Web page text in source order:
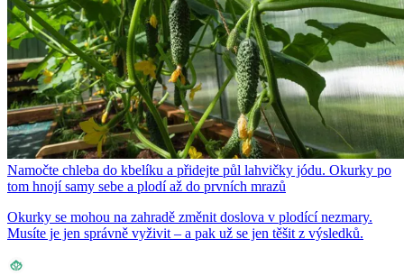
Namočte chleba do kbelíku a přidejte půl lahvičky jódu. Okurky po
tom hnojí samy sebe a plodí až do prvních mrazů
Okurky se mohou na zahradě změnit doslova v plodící nezmary.
Musíte je jen správně vyživit – a pak už se jen těšit z výsledků.